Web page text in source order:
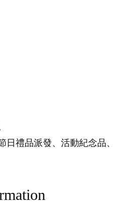
日禮品派發、活動紀念品、